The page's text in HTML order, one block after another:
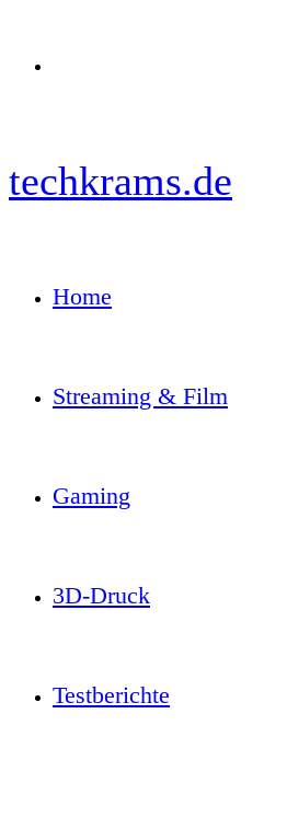
techkrams.de
Home
Streaming & Film
Gaming
3D-Druck
Testberichte